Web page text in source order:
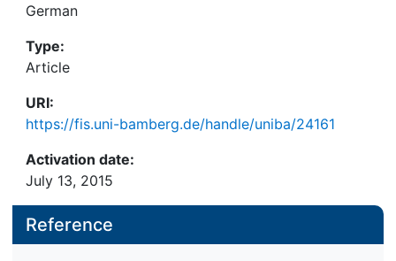
German
Type:
Article
URI:
https://fis.uni-bamberg.de/handle/uniba/24161
Activation date:
July 13, 2015
Reference